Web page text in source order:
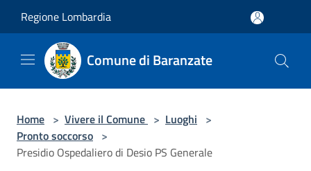
Regione Lombardia
Comune di Baranzate
Home > Vivere il Comune > Luoghi >
Pronto soccorso >
Presidio Ospedaliero di Desio PS Generale